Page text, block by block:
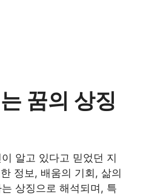
꿈의 상징
알고 있다고 믿었던 지
정보, 배움의 기회, 삶의
상징으로 해석되며, 특